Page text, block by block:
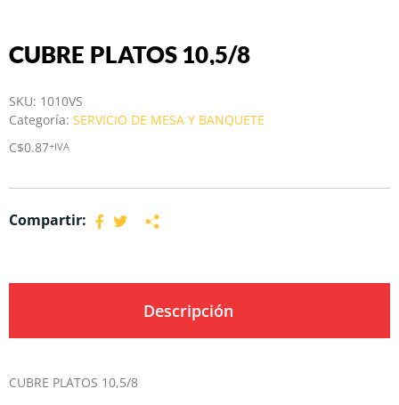
CUBRE PLATOS 10,5/8
SKU: 1010VS
Categoría: SERVICIO DE MESA Y BANQUETE
C$0.87+IVA
Compartir:
Descripción
CUBRE PLATOS 10,5/8